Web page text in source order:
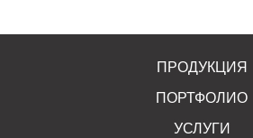
ПРОДУКЦИЯ
ПОРТФОЛИО
УСЛУГИ